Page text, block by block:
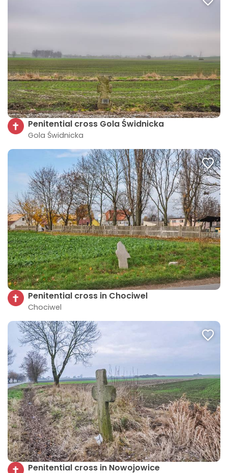
Penitential cross Gola Świdnicka
Gola Świdnicka
Penitential cross in Chociwel
Chociwel
Penitential cross in Nowojowice